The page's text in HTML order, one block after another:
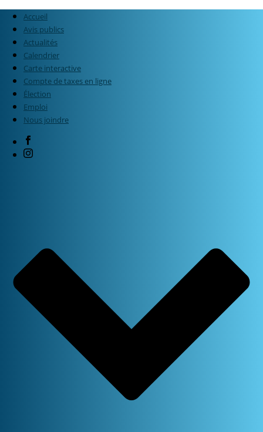
Accueil
Avis publics
Actualités
Calendrier
Carte interactive
Compte de taxes en ligne
Élection
Emploi
Nous joindre